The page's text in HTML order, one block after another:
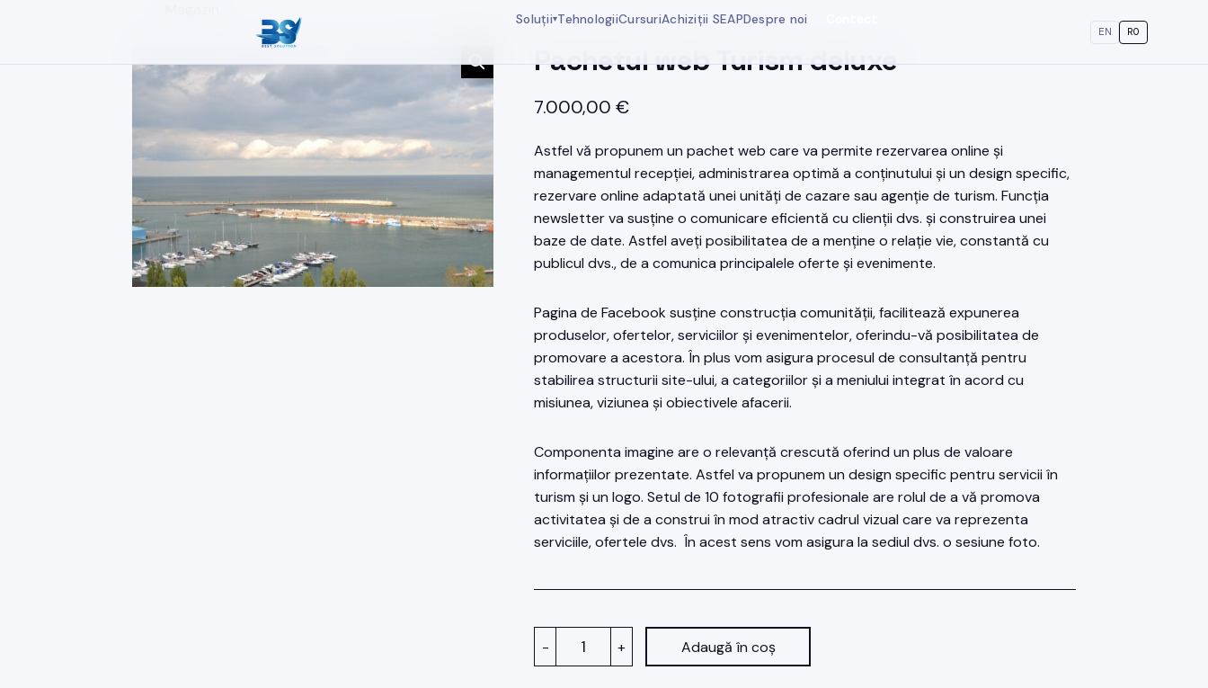
Soluții▾TehnologiiCursuriAchiziții SEAPDespre noi
EN RO
Pachetul web Turism deluxe
7.000,00 €
Astfel vă propunem un pachet web care va permite rezervarea online și
managementul recepției, administrarea optimă a conținutului și un design specific,
rezervare online adaptată unei unități de cazare sau agenție de turism. Funcția
newsletter va susține o comunicare eficientă cu clienții dvs. și construirea unei
baze de date. Astfel aveți posibilitatea de a menține o relație vie, constantă cu
publicul dvs., de a comunica principalele oferte și evenimente.
Pagina de Facebook susține construcția comunității, facilitează expunerea
produselor, ofertelor, serviciilor și evenimentelor, oferindu-vă posibilitatea de
promovare a acestora. În plus vom asigura procesul de consultanță pentru
stabilirea structurii site-ului, a categoriilor și a meniului integrat în acord cu
misiunea, viziunea și obiectivele afacerii.
Componenta imagine are o relevanță crescută oferind un plus de valoare
informațiilor prezentate. Astfel va propunem un design specific pentru servicii în
turism și un logo. Setul de 10 fotografii profesionale are rolul de a vă promova
activitatea și de a construi în mod atractiv cadrul vizual care va reprezenta
serviciile, ofertele dvs. În acest sens vom asigura la sediul dvs. o sesiune foto.
-
Pachetul + Adaugă în coș